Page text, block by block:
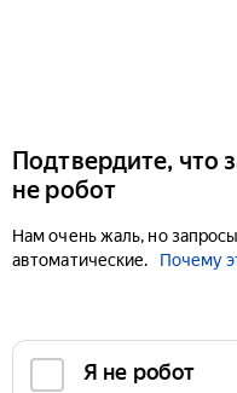
Подтвердите, что
не робот
Нам очень жаль, но
автоматические.
Почему